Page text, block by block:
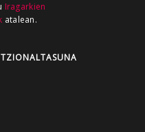
GUKA
GUKA ZUMAIA GUKA
Iragarkien
atalean.